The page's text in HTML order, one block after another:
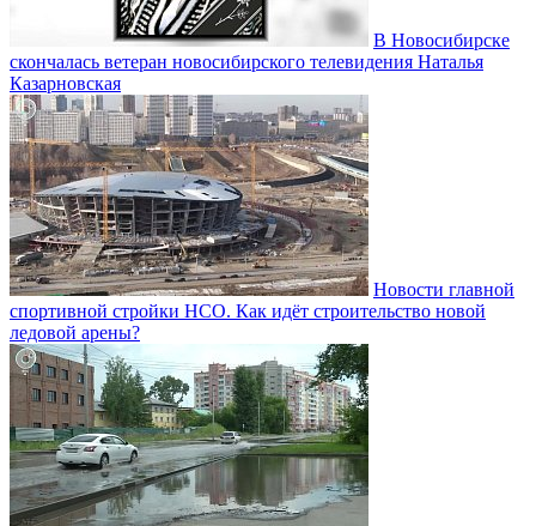
В Новосибирске
скончалась ветеран новосибирского телевидения Наталья
Казарновская
Новости главной
спортивной стройки НСО. Как идёт строительство новой
ледовой арены?